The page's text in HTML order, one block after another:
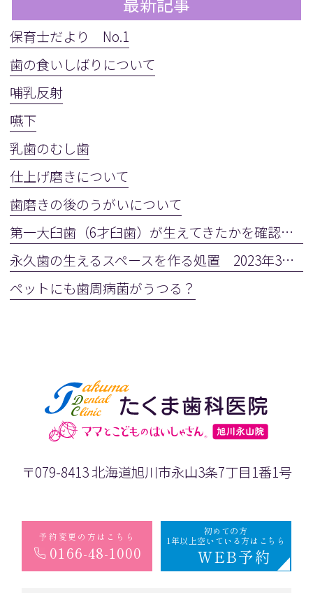
保育士だより No.1
歯の食いしばりについて
哺乳反射
嚥下
乳歯のむし歯
仕上げ磨きについて
歯磨きの後のうがいについて
第一大臼歯（6才臼歯）が生えてきたかを確認しましょう
永久歯の生えるスペースを作る処置 2023年3月28日(火)
ペットにも歯周病菌がうつる？
〒079-8413 北海道旭川市永山3条7丁目1番1号
予約変更の方はこちら
0166-48-1000
初めての方
1年以上空いている方はこちら
WEB予約